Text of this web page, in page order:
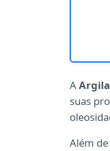
A
suas
Além